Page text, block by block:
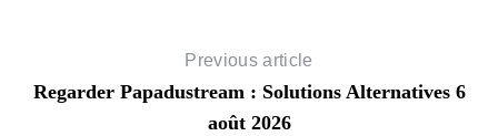
Previous article
Regarder Papadustream : Solutions Alternatives 6
août 2026